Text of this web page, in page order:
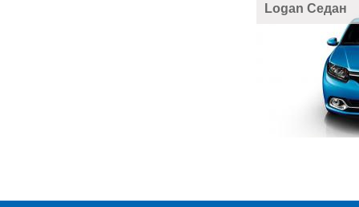
Logan Седан